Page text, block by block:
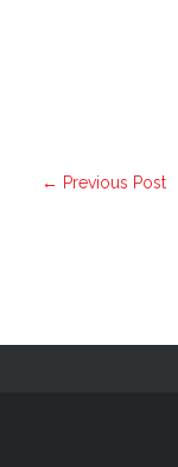
← Previous Post